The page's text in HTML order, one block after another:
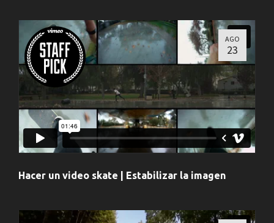
AGO
23
Hacer un video skate | Estabilizar la imagen